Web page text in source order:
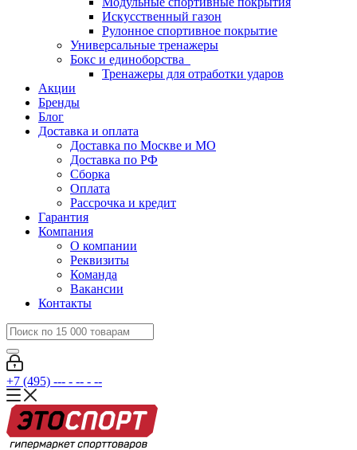
Искусственный газон
Рулонное спортивное покрытие
Универсальные тренажеры
Бокс и единоборства
Тренажеры для отработки ударов
Акции
Бренды
Блог
Доставка и оплата
Доставка по Москве и МО
Доставка по РФ
Сборка
Оплата
Рассрочка и кредит
Гарантия
Компания
О компании
Реквизиты
Команда
Вакансии
Контакты
+7 (495) --- - -- - --